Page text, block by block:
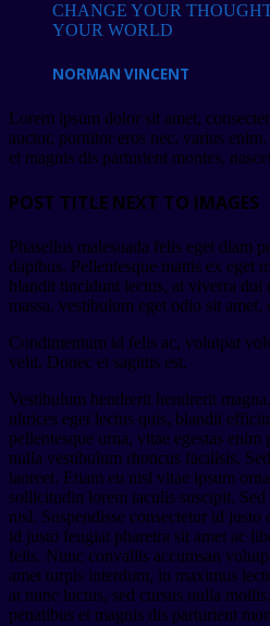
CHANGE YOUR
YOUR WORLD
NORMAN VINCENT
Lorem ipsum dolor sit amet,
auctor, porttitor eros nec, varius
et magnis dis parturient montes,
POST TITLE NEXT TO IMAGES
Phasellus malesuada felis eget diam
dapibus. Pellentesque mattis ex eget
blandit tincidunt lectus, at viverra dui
massa, vestibulum eget odio sit
Condimentum id felis ac, volutpat
velit. Donec et sagittis est.
Vestibulum hendrerit hendrerit
ultrices eget lectus quis, blandit
pellentesque urna, vitae egestas
nulla vestibulum rhoncus facilisis.
laoreet. Etiam eu nisl vitae ipsum
sollicitudin lorem iaculis suscipit.
nisl. Suspendisse consectetur id
id justo feugiat pharetra sit amet ac
felis. Nunc convallis accumsan
amet turpis interdum, in maximus
at nunc luctus, sed cursus nulla
penatibus et magnis dis parturient